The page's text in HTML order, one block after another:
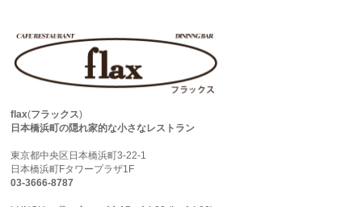
flax(フラックス)
日本橋浜町の隠れ家的な小さなレストラン
東京都中央区日本橋浜町3-22-1
日本橋浜町Fタワープラザ1F
03-3666-8787